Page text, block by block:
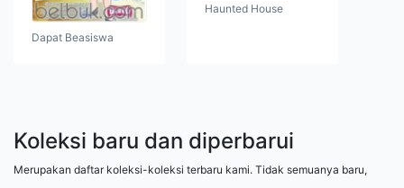
Dapat Beasiswa
Haunted House
Koleksi baru dan diperbarui
Merupakan daftar koleksi-koleksi terbaru kami. Tidak semuanya baru,